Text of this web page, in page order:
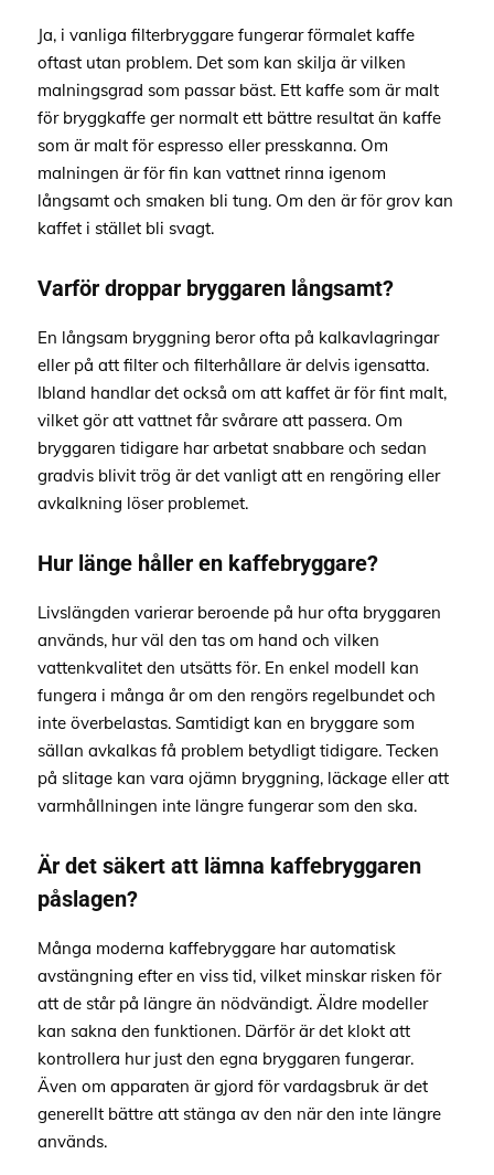
Ja, i vanliga filterbryggare fungerar förmalet kaffe
oftast utan problem. Det som kan skilja är vilken
malningsgrad som passar bäst. Ett kaffe som är malt
för bryggkaffe ger normalt ett bättre resultat än kaffe
som är malt för espresso eller presskanna. Om
malningen är för fin kan vattnet rinna igenom
långsamt och smaken bli tung. Om den är för grov kan
kaffet i stället bli svagt.
Varför droppar bryggaren långsamt?
En långsam bryggning beror ofta på kalkavlagringar
eller på att filter och filterhållare är delvis igensatta.
Ibland handlar det också om att kaffet är för fint malt,
vilket gör att vattnet får svårare att passera. Om
bryggaren tidigare har arbetat snabbare och sedan
gradvis blivit trög är det vanligt att en rengöring eller
avkalkning löser problemet.
Hur länge håller en kaffebryggare?
Livslängden varierar beroende på hur ofta bryggaren
används, hur väl den tas om hand och vilken
vattenkvalitet den utsätts för. En enkel modell kan
fungera i många år om den rengörs regelbundet och
inte överbelastas. Samtidigt kan en bryggare som
sällan avkalkas få problem betydligt tidigare. Tecken
på slitage kan vara ojämn bryggning, läckage eller att
varmhållningen inte längre fungerar som den ska.
Är det säkert att lämna kaffebryggaren
påslagen?
Många moderna kaffebryggare har automatisk
avstängning efter en viss tid, vilket minskar risken för
att de står på längre än nödvändigt. Äldre modeller
kan sakna den funktionen. Därför är det klokt att
kontrollera hur just den egna bryggaren fungerar.
Även om apparaten är gjord för vardagsbruk är det
generellt bättre att stänga av den när den inte längre
används.